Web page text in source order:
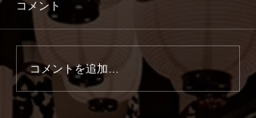
コメント
コメントを追加…